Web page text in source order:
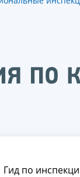
по
Гид по